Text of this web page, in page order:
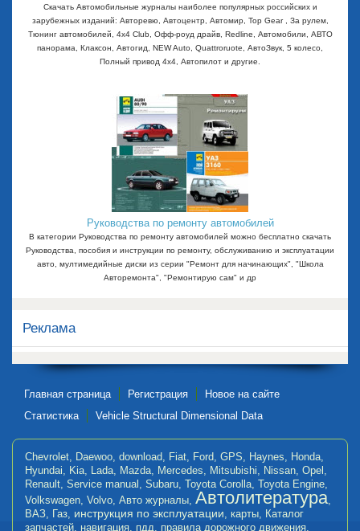
Скачать Автомобильные журналы наиболее популярных российских и
зарубежных изданий: Авторевю, Автоцентр, Автомир, Top Gear , За рулем,
Тюнинг автомобилей, 4x4 Club, Офф-роуд драйв, Redline, Автомобили, АВТО
панорама, Клаксон, Автогид, NEW Auto, Quattroruote, АвтоЗвук, 5 колесо,
Полный привод 4х4, Автопилот и другие.
Руководства по ремонту автомобилей
В категории Руководства по ремонту автомобилей можно бесплатно скачать
Руководства, пособия и инструкции по ремонту, обслуживанию и эксплуатации
авто, мултимедийные диски из серии "Ремонт для начинающих", "Школа
Авторемонта", "Ремонтирую сам" и др
Реклама
Главная страница Регистрация
Новое на сайте
Статистика
Vehicle Structural Dimensional Data
Chevrolet Daewoo download Fiat Ford GPS Haynes Honda
Hyundai
Kia Lada Mazda Mercedes Mitsubishi Nissan Opel
Renault Service manual Subaru Toyota Corolla Toyota Engine
Volkswagen Volvo Авто журналы Автолитература
ВАЗ Газ инструкция по эксплуатации карты Каталог
запчастей навигация пдд правила дорожного движения